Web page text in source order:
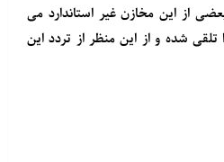
از این مخازن غیر استاندارد می
تلقی شده و از این منظر از تردد این